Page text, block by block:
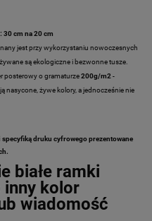
30 cm na 20 cm
jest przy wykorzystaniu nowoczesnych
są ekologiczne i bezwonne tusze.
posterowy o gramaturze200g/m2 -
nasycone, żywe kolory, a jednocześnie nie
druku cyfrowego prezentowane
białe ramki
inny kolor
wiadomość